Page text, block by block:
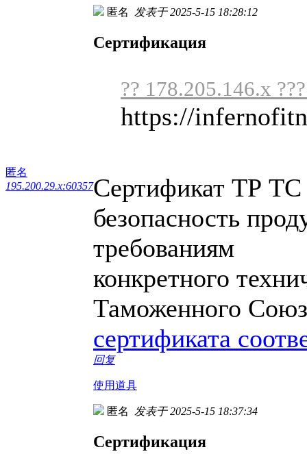
匿名
195.200.29.x:60357
匿名 发表于 2025-5-15 18:28:12
Сертификация
?? 178.205.146.x
https://
Сертификат ТР
безопасность
требованиям
конкретного
Таможенного
сертификата
回复
使用道具
匿名 发表于 2025-5-15 18:37:34
Сертификация